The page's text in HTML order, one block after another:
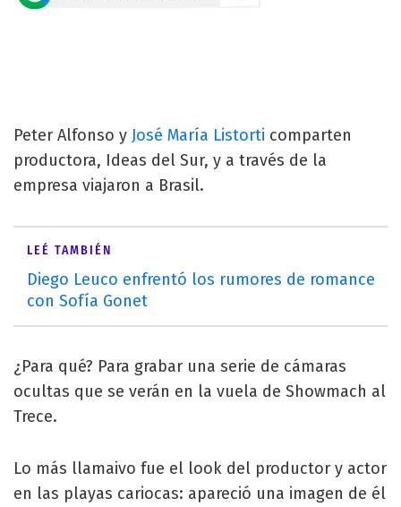
Peter Alfonso y José María Listorti comparten
productora, Ideas del Sur, y a través de la
empresa viajaron a Brasil.
LEÉ TAMBIÉN
Diego Leuco enfrentó los rumores de romance
con Sofía Gonet
¿Para qué? Para grabar una serie de cámaras
ocultas que se verán en la vuela de Showmach al
Trece.
Lo más llamaivo fue el look del productor y actor
en las playas cariocas: apareció una imagen de él